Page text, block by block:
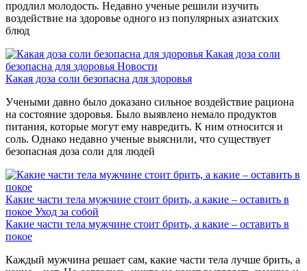
продлил молодость. Недавно ученые решили изучить
воздействие на здоровье одного из популярных азиатских
блюд
Какая доза соли
безопасна для здоровья Новости
Какая доза соли безопасна для здоровья
Учеными давно было доказано сильное воздействие рациона
на состояние здоровья. Было выявлено немало продуктов
питания, которые могут ему навредить. К ним относится и
соль. Однако недавно ученые выяснили, что существует
безопасная доза соли для людей
Какие части тела мужчине стоит брить, а какие – оставить в
покое Уход за собой
Какие части тела мужчине стоит брить, а какие – оставить в
покое
Каждый мужчина решает сам, какие части тела лучше брить, а